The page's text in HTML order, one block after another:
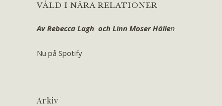
VÅLD I NÄRA RELATIONER
Av Rebecca Lagh och Linn Moser Hällen
Nu på Spotify
Arkiv